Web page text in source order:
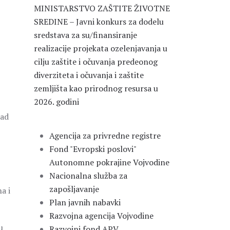
i
MINISTARSTVO ZAŠTITE ŽIVOTNE
SREDINE – Javni konkurs za dodelu
sredstava za su/finansiranje
realizacije projekata ozelenjavanja u
cilju zaštite i očuvanja predeonog
diverziteta i očuvanja i zaštite
zemljišta kao prirodnog resursa u
2026. godini
Agencija za privredne registre
Fond "Evropski poslovi"
Autonomne pokrajine Vojvodine
Nacionalna služba za
zapošljavanje
Plan javnih nabavki
Razvojna agencija Vojvodine